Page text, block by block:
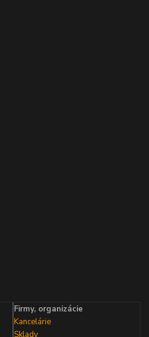
Firmy, organizácie
Kancelárie
Sklady